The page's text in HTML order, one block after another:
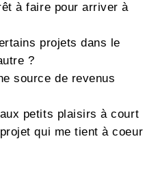
à faire pour arriver à
projets dans le
?
source de revenus
petits plaisirs à court
qui me tient à coeur